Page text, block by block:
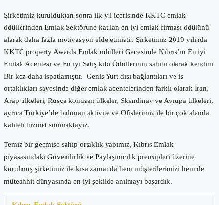
Şirketimiz kurulduktan sonra ilk yıl içerisinde KKTC emlak
ödüllerinden Emlak Sektörüne katılan en iyi emlak firması ödülünü
alarak daha fazla motivasyon elde etmiştir. Şirketimiz 2019 yılında
KKTC property Awards Emlak ödülleri Gecesinde Kıbrıs’ın En iyi
Emlak Acentesi ve En iyi Satış kibi Ödüllerinin sahibi olarak kendini
Bir kez daha ispatlamıştır. Geniş Yurt dışı bağlantıları ve iş
ortaklıkları sayesinde diğer emlak acentelerinden farklı olarak İran,
Arap ülkeleri, Rusça konuşan ülkeler, Skandinav ve Avrupa ülkeleri,
ayrıca Türkiye’de bulunan aktivite ve Ofislerimiz ile bir çok alanda
kaliteli hizmet sunmaktayız.
Temiz bir geçmişe sahip ortaklık yapımız, Kıbrıs Emlak
piyasasındaki Güvenilirlik ve Paylaşımcılık prensipleri üzerine
kurulmuş şirketimiz ile kısa zamanda hem müşterilerimizi hem de
müteahhit dünyasında en iyi şekilde anılmayı başardık.